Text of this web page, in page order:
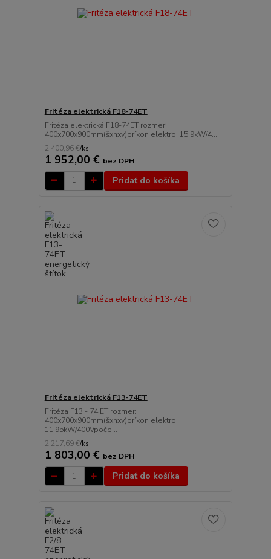
Fritéza elektrická F18-74ET
Fritéza elektrická F18-74ET rozmer:
400x700x900mm(šxhxv)príkon elektro: 15,9kW/4...
2 400,96 €/ks
1 952,00 € bez DPH
Pridať do košíka
Fritéza elektrická F13-74ET
Fritéza F13 - 74 ET rozmer:
400x700x900mm(šxhxv)príkon elektro:
11,95kW/400Vpoče...
2 217,69 €/ks
1 803,00 € bez DPH
Pridať do košíka